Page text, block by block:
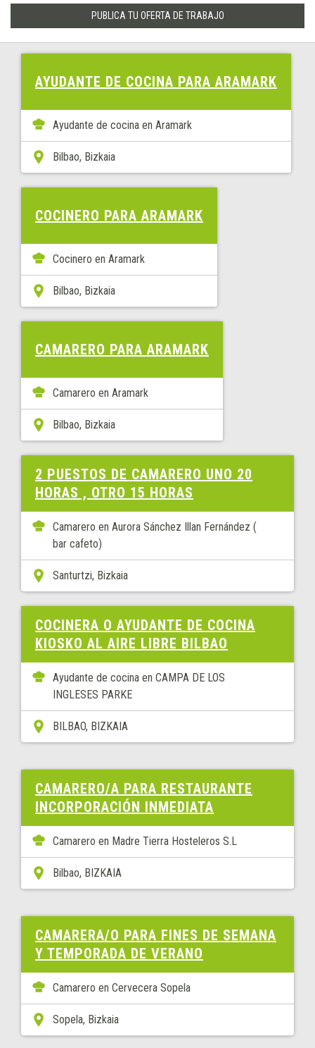
PUBLICA TU OFERTA DE TRABAJO
AYUDANTE DE COCINA PARA ARAMARK
Ayudante de cocina en Aramark
Bilbao, Bizkaia
COCINERO PARA ARAMARK
Cocinero en Aramark
Bilbao, Bizkaia
CAMARERO PARA ARAMARK
Camarero en Aramark
Bilbao, Bizkaia
2 PUESTOS DE CAMARERO UNO 20
HORAS , OTRO 15 HORAS
Camarero en Aurora Sánchez Illan Fernández (
bar cafeto)
Santurtzi, Bizkaia
COCINERA O AYUDANTE DE COCINA
KIOSKO AL AIRE LIBRE BILBAO
Ayudante de cocina en CAMPA DE LOS
INGLESES PARKE
BILBAO, BIZKAIA
CAMARERO/A PARA RESTAURANTE
INCORPORACIÓN INMEDIATA
Camarero en Madre Tierra Hosteleros S.L
Bilbao, BIZKAIA
CAMARERA/O PARA FINES DE SEMANA
Y TEMPORADA DE VERANO
Camarero en Cervecera Sopela
Sopela, Bizkaia